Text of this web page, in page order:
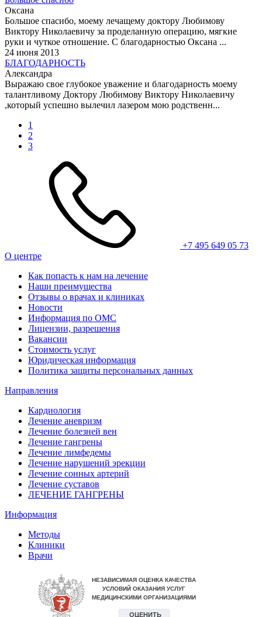
Оксана
Большое спасибо, моему лечащему доктору Любимову
Виктору Николаевичу за проделанную операцию, мягкие
руки и чуткое отношение. С благодарностью Оксана ...
24 июня 2013
БЛАГОДАРНОСТЬ
Александра
Выражаю свое глубокое уважение и благодарность моему
талантливому Доктору Любимову Виктору Николаевичу
,который успешно вылечил лазером мою родственн...
1
2
3
+7 495 649 05 73
О центре
Как попасть к нам на лечение
Наши преимущества
Отзывы о врачах и клиниках
Новости
Информация по ОМС
Лицензии, разрешения
Вакансии
Стоимость услуг
Юридическая информация
Политика защиты персональных данных
Направления
Кардиология
Лечение аневризм
Лечение болезней вен
Лечение гангрены
Лечение лимфедемы
Лечение нарушений эрекции
Лечение сонных артерий
Лечение суставов
ЛЕЧЕНИЕ ГАНГРЕНЫ
Информация
Методы
Клиники
Врачи